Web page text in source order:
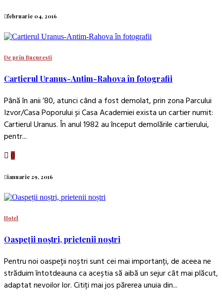
februarie 04, 2016
De prin Bucuresti
Cartierul Uranus-Antim-Rahova în fotografii
Până în anii ’80, atunci când a fost demolat, prin zona Parcului
Izvor/Casa Poporului și Casa Academiei exista un cartier numit:
Cartierul Uranus. În anul 1982 au început demolările cartierului,
pentr...
0
ianuarie 29, 2016
Hotel
Oaspeții noștri, prietenii noștri
Pentru noi oaspeții noștri sunt cei mai importanți, de aceea ne
străduim întotdeauna ca aceștia să aibă un sejur cât mai plăcut,
adaptat nevoilor lor. Citiți mai jos părerea unuia din...